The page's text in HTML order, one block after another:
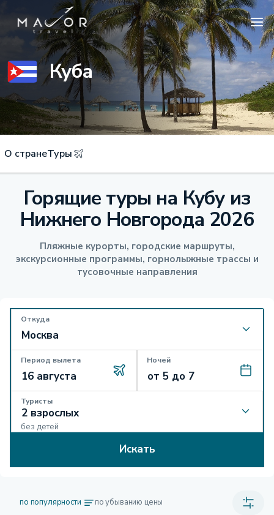
Куба
О странеТуры
Горящие туры на Кубу из
Нижнего Новгорода 2026
Пляжные курорты, городские маршруты,
экскурсионные программы, горнолыжные трассы и
тусовочные направления
Откуда
Период вылета Ночей
Туристы
без детей
Искать
по популярности по убыванию цены